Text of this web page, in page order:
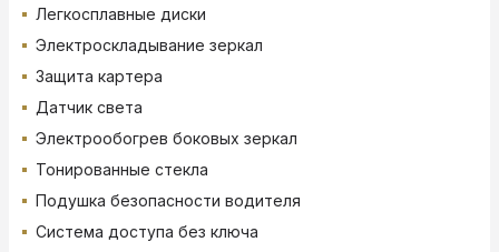
Легкосплавные диски
Электроскладывание зеркал
Защита картера
Датчик света
Электрообогрев боковых зеркал
Тонированные стекла
Подушка безопасности водителя
Система доступа без ключа